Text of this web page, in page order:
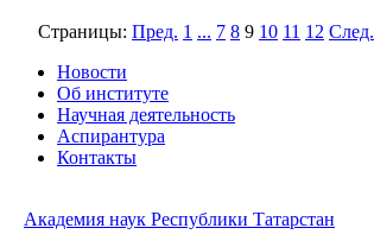
Страницы: Пред. 1 ... 7 8 9 10 11 12 След.
Новости
Об институте
Научная деятельность
Аспирантура
Контакты
Академия наук Республики Татарстан